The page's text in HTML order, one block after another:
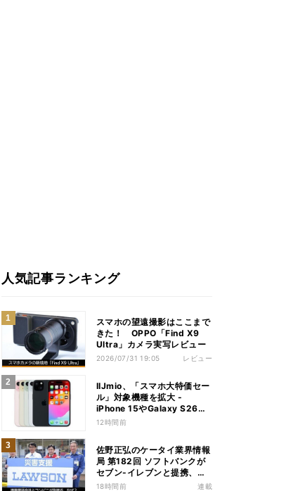
人気記事ランキング
スマホの望遠撮影はここまで
きた！ OPPO「Find X9
Ultra」カメラ実写レビュー
2026/07/31 19:05 レビュー
IIJmio、「スマホ大特価セー
ル」対象機種を拡大 -
iPhone 15やGalaxy S26な
ど
12時間前
佐野正弘のケータイ業界情報
局 第182回 ソフトバンクが
セブン-イレブンと提携、携
帯電話会社とコンビニが急接
18時間前 連載